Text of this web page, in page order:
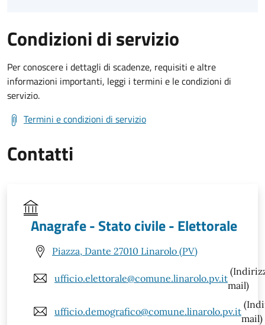
Condizioni di servizio
Per conoscere i dettagli di scadenze, requisiti e altre
informazioni importanti, leggi i termini e le condizioni di
servizio.
Termini e condizioni di servizio
Contatti
Anagrafe - Stato civile - Elettorale
Piazza, Dante 27010 Linarolo (PV)
ufficio.elettorale@comune.linarolo.pv.it
mail)
ufficio.demografico@comune.linarolo.pv.it
mail)